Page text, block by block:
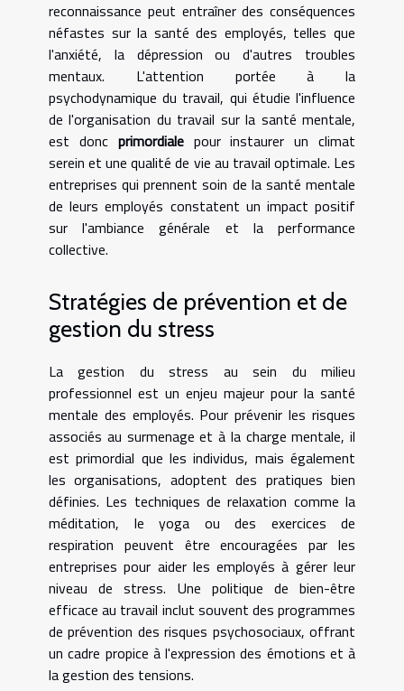
reconnaissance peut entraîner des conséquences
néfastes sur la santé des employés, telles que
l'anxiété, la dépression ou d'autres troubles
mentaux. L'attention portée à la
psychodynamique du travail, qui étudie l'influence
de l'organisation du travail sur la santé mentale,
est donc primordialepour instaurer un climat
serein et une qualité de vie au travail optimale. Les
entreprises qui prennent soin de la santé mentale
de leurs employés constatent un impact positif
sur l'ambiance générale et la performance
collective.
Stratégies de prévention et de
gestion du stress
La gestion du stress au sein du milieu
professionnel est un enjeu majeur pour la santé
mentale des employés. Pour prévenir les risques
associés au surmenage et à la charge mentale, il
est primordial que les individus, mais également
les organisations, adoptent des pratiques bien
définies. Les techniques de relaxation comme la
méditation, le yoga ou des exercices de
respiration peuvent être encouragées par les
entreprises pour aider les employés à gérer leur
niveau de stress. Une politique de bien-être
efficace au travail inclut souvent des programmes
de prévention des risques psychosociaux, offrant
un cadre propice à l'expression des émotions et à
la gestion des tensions.